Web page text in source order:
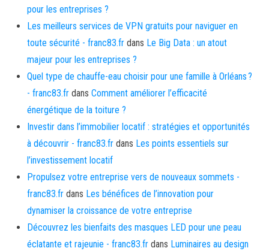
pour les entreprises ?
Les meilleurs services de VPN gratuits pour naviguer en
toute sécurité - franc83.fr dans Le Big Data : un atout
majeur pour les entreprises ?
Quel type de chauffe-eau choisir pour une famille à Orléans ?
- franc83.fr dans Comment améliorer l’efficacité
énergétique de la toiture ?
Investir dans l’immobilier locatif : stratégies et opportunités
à découvrir - franc83.fr dans Les points essentiels sur
l’investissement locatif
Propulsez votre entreprise vers de nouveaux sommets -
franc83.fr dans Les bénéfices de l’innovation pour
dynamiser la croissance de votre entreprise
Découvrez les bienfaits des masques LED pour une peau
éclatante et rajeunie - franc83.fr dans Luminaires au design